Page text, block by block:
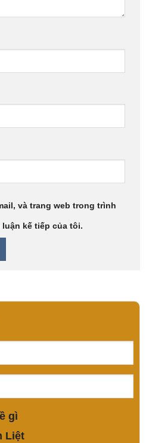
và trang web trong trình
kế tiếp của tôi.
gì
Liệt